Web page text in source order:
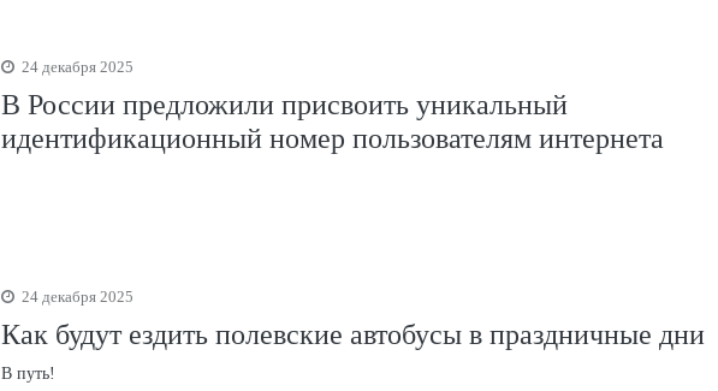
24 декабря 2025
В России предложили присвоить уникальный
идентификационный номер пользователям интернета
24 декабря 2025
Как будут ездить полевские автобусы в праздничные дни
В путь!